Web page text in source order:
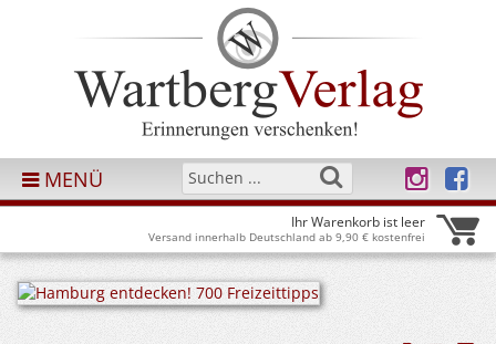
MENÜ
Ihr Warenkorb ist leer
Versand innerhalb Deutschland ab 9,90 € kostenfrei